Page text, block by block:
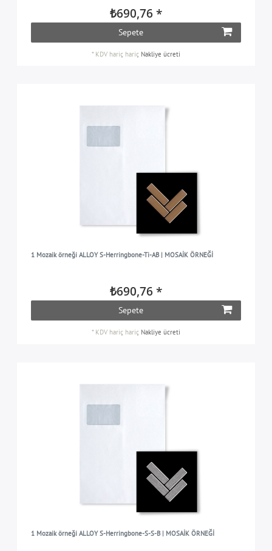
₺690,76 *
Sepete
* KDV hariç hariç Nakliye ücreti
1 Mozaik örneği ALLOY S-Herringbone-Ti-AB | MOSAİK ÖRNEĞİ
₺690,76 *
Sepete
* KDV hariç hariç Nakliye ücreti
1 Mozaik örneği ALLOY S-Herringbone-S-S-B | MOSAİK ÖRNEĞİ